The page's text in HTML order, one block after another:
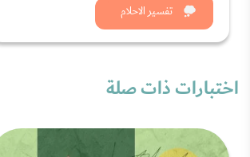
تفسير الاحلام
شاهد الان
اختبارات ذات صلة